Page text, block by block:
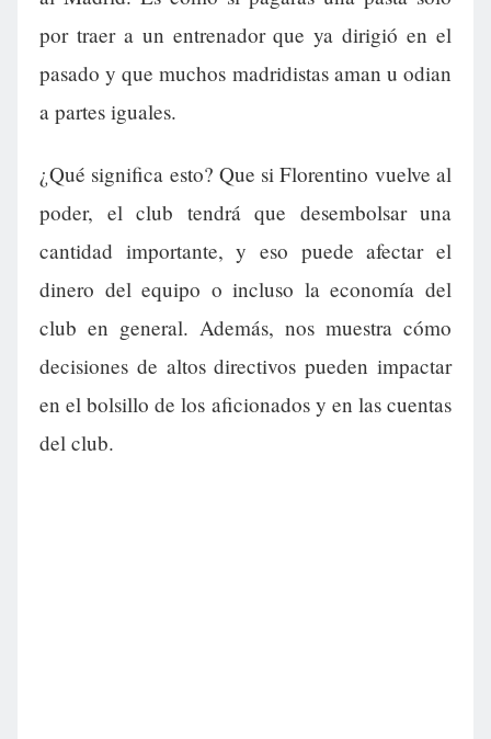
por traer a un entrenador que ya dirigió en el
pasado y que muchos madridistas aman u odian
a partes iguales.
¿Qué significa esto? Que si Florentino vuelve al
poder, el club tendrá que desembolsar una
cantidad importante, y eso puede afectar el
dinero del equipo o incluso la economía del
club en general. Además, nos muestra cómo
decisiones de altos directivos pueden impactar
en el bolsillo de los aficionados y en las cuentas
del club.